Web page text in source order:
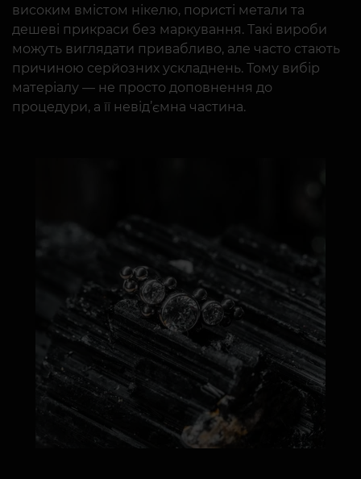
високим вмістом нікелю, пористі метали та
дешеві прикраси без маркування. Такі вироби
можуть виглядати привабливо, але часто стають
причиною серйозних ускладнень. Тому вибір
матеріалу — не просто доповнення до
процедури, а її невід’ємна частина.